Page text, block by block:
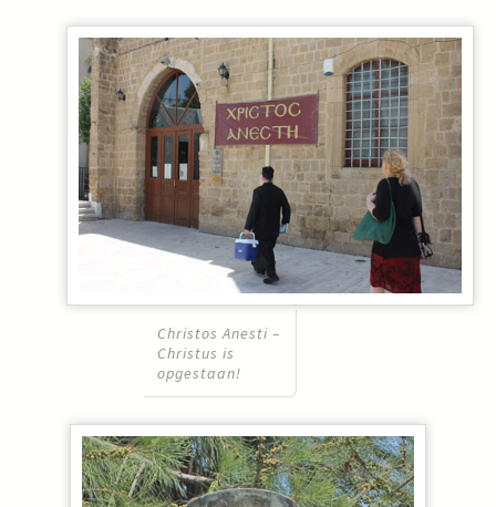
Christos Anesti –
Christus is
opgestaan!